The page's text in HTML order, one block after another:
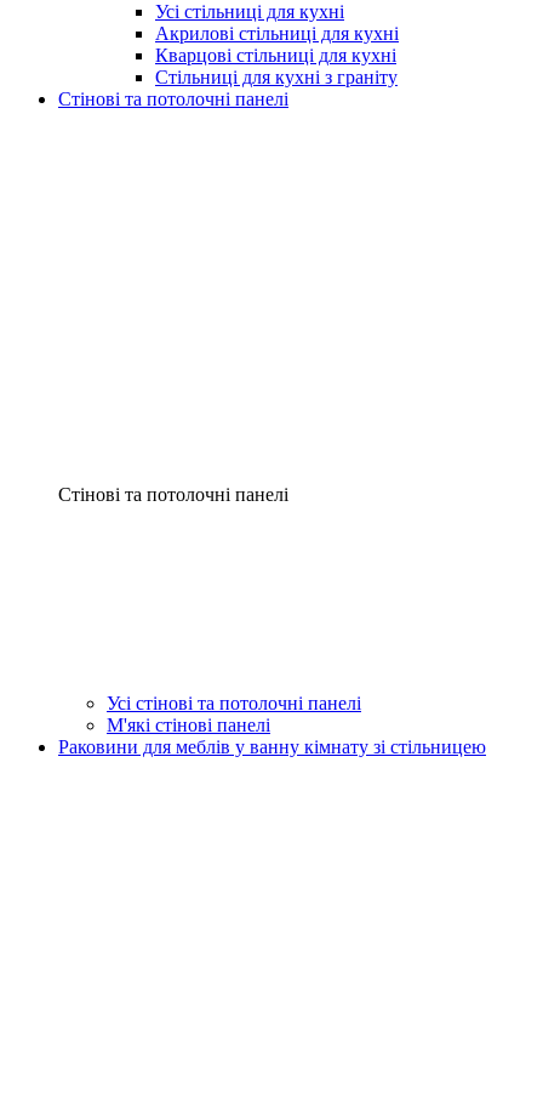
Усі стільниці для кухні
Акрилові стільниці для кухні
Кварцові стільниці для кухні
Стільниці для кухні з граніту
Стінові та потолочні панелі
Стінові та потолочні панелі
Усі стінові та потолочні панелі
М'які стінові панелі
Раковини для меблів у ванну кімнату зі стільницею